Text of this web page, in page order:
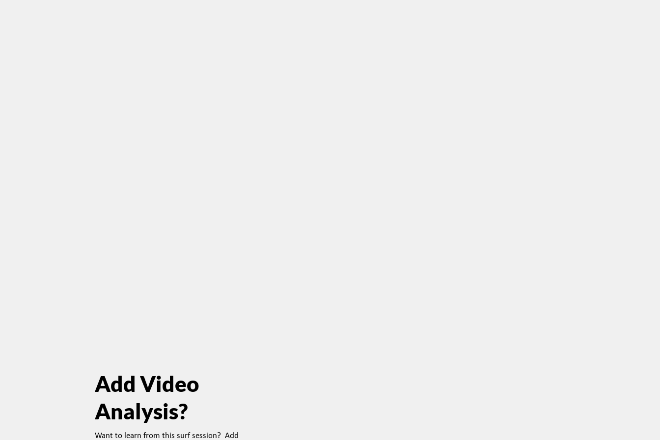
Add Video
Analysis?
Want to learn from this surf session? Add